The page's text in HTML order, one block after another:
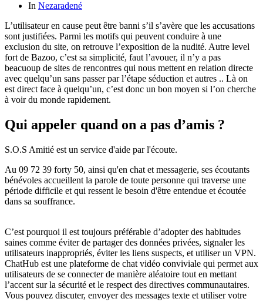
In Nezaradené
L’utilisateur en cause peut être banni s’il s’avère que les accusations
sont justifiées. Parmi les motifs qui peuvent conduire à une
exclusion du site, on retrouve l’exposition de la nudité. Autre level
fort de Bazoo, c’est sa simplicité, faut l’avouer, il n’y a pas
beacuoup de sites de rencontres qui nous mettent en relation directe
avec quelqu’un sans passer par l’étape séduction et autres .. Là on
est direct face à quelqu’un, c’est donc un bon moyen si l’on cherche
à voir du monde rapidement.
Qui appeler quand on a pas d’amis ?
S.O.S Amitié est un service d'aide par l'écoute.
Au 09 72 39 forty 50, ainsi qu'en chat et messagerie, ses écoutants
bénévoles accueillent la parole de toute personne qui traverse une
période difficile et qui ressent le besoin d'être entendue et écoutée
dans sa souffrance.
C’est pourquoi il est toujours préférable d’adopter des habitudes
saines comme éviter de partager des données privées, signaler les
utilisateurs inappropriés, éviter les liens suspects, et utiliser un VPN.
ChatHub est une plateforme de chat vidéo conviviale qui permet aux
utilisateurs de se connecter de manière aléatoire tout en mettant
l’accent sur la sécurité et le respect des directives communautaires.
Vous pouvez discuter, envoyer des messages texte et utiliser votre